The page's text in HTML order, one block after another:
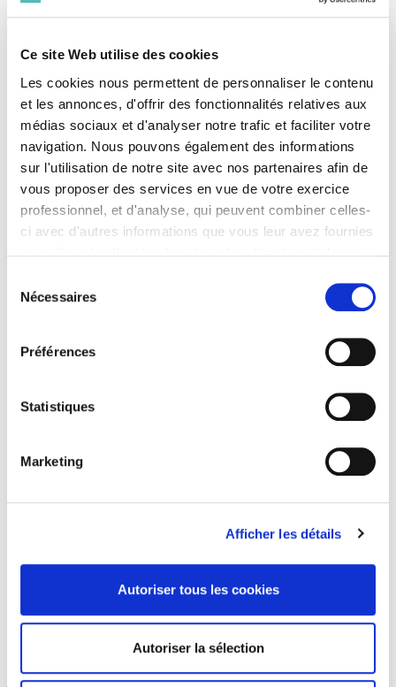
Ce site Web utilise des cookies
Les cookies nous permettent de personnaliser le contenu
et les annonces, d'offrir des fonctionnalités relatives aux
médias sociaux et d'analyser notre trafic et faciliter votre
navigation. Nous pouvons également des informations
sur l'utilisation de notre site avec nos partenaires afin de
vous proposer des services en vue de votre exercice
professionnel, et d'analyse, qui peuvent combiner celles-
ci avec d'autres informations que vous leur avez fournies
continuez à utiliser notre site Web.
Pour en savoir plus sur notre politique de traitement,
Nécessaires
Préférences
Statistiques
Marketing
Afficher les détails
Autoriser tous les cookies
Autoriser la sélection
ENTREPRENDRE
Afin de promouvoir le sens entrepreneurial
chez tous les avocats, le barreau de Paris a
créé le barreau entrepreneurial.
OFFRES DE CESSION DE CLIENTÈLE
Découvrez les dernières offres de cession de